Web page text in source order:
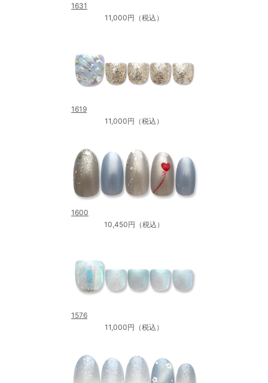
1631
11,000円（税込）
1619
11,000円（税込）
1600
10,450円（税込）
1576
11,000円（税込）